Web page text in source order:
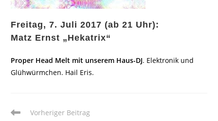
Freitag, 7. Juli 2017 (ab 21 Uhr):
Matz Ernst „Hekatrix“
Proper Head Melt mit unserem Haus-DJ. Elektronik und
Glühwürmchen. Hail Eris.
WeitereVorheriger Beitrag